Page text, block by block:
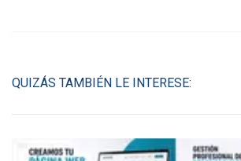
QUIZÁS TAMBIÉN LE INTERESE: